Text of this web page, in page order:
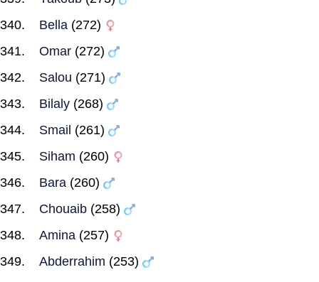
Bella (272)
Omar (272)
Salou (271)
Bilaly (268)
Smail (261)
Siham (260)
Bara (260)
Chouaib (258)
Amina (257)
Abderrahim (253)